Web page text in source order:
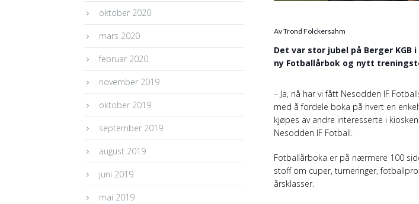
Av Trond Folckersahm
Det var stor jubel på Berger
ny Fotballårbok og nytt
– Ja, nå har vi fått Nesodden IF
med å fordele boka på hvert en
kjøpes av andre interesserte i
Nesodden IF Fotball.
Fotballårboka er på nærmere 100
stoff om cuper, turneringer,
årsklasser.
oktober 2020
mars 2020
februar 2020
november 2019
oktober 2019
september 2019
august 2019
juni 2019
mai 2019